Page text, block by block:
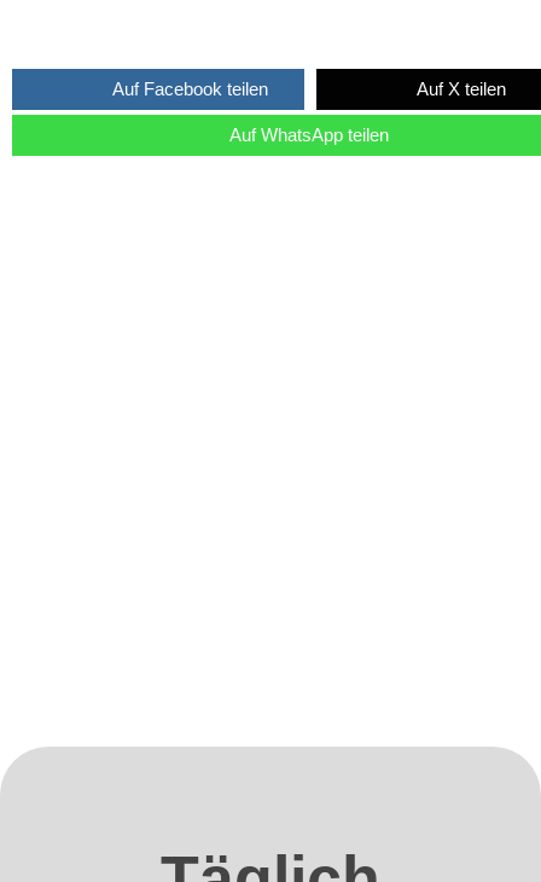
Auf Facebook teilen Auf X teilen
Auf WhatsApp teilen